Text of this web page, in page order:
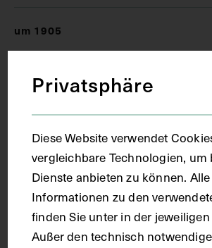
um 1905
Material
Papier
Privatsphäre
Diese Website verwendet
vergleichbare Technologien, um
Dienste anbieten zu können. Alle
Informationen zu den
finden Sie unter in der
Außer den technisch